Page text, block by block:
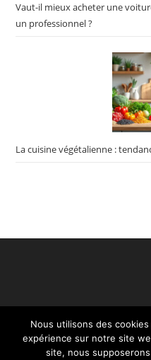
Vaut-il mieux acheter une
un professionnel ?
La cuisine végétalienne :
Nous utilisons des
expérience sur notre site
site, nous